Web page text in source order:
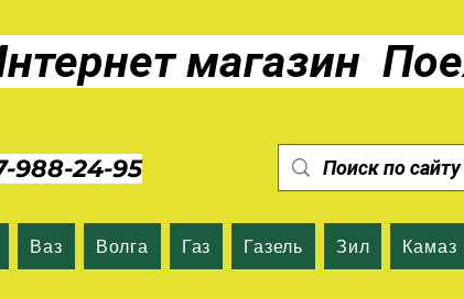
магазин
24-95
Ваз Волга Газ Газель Зил Камаз